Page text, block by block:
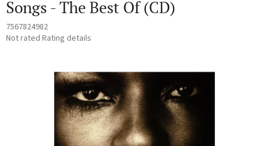
Songs - The Best Of (CD)
7567824982
The
Not rated Rating details